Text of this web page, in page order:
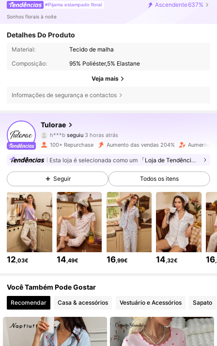
#Pijama estampado floral Ascendente637%
Sonhos florais à noite
Detalhes Do Produto
Material:
Tecido de malha
Composição:
95% Poliéster,5% Elastane
Veja mais
Informações de segurança e contactos
Tulorae
h***b
m***4 está a navegar
4,57
3.5K Seguidores
4,57 3.5K Seguidores
4,57 3.5K Seguidores
4,57 3.5K Seguidores
4,57
4,57 3.5K Seguidores
100+ Repurchase Aumento das vendas 204% Aumento
Esta loja é selecionada como um 「Loja de Tendências」
Seguir Todos os itens
12 ,03€ 14 ,49€ 16,99€ 14 ,32€ 16
Você Também Pode Gostar
Recomendar Casa & acessórios Vestuário e Acessórios Sapato